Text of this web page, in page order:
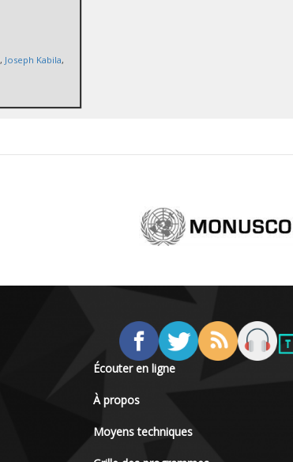
, Joseph Kabila,
Écouter en ligne
À propos
Moyens techniques